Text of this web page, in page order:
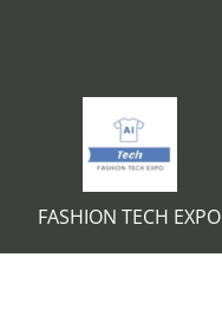
FASHION TECH EXPO